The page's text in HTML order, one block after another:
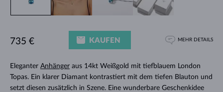
Eleganter Anhängeraus 14kt Weißgold mit tiefblauem London
Topas. Ein klarer Diamant kontrastiert mit dem tiefen Blauton und
setzt diesen zusätzlich in Szene. Eine wunderbare Geschenkidee
735 € KAUFEN MEHR DETAILS